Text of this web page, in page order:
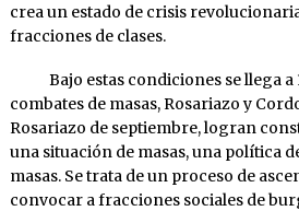
crea un estado de crisis
fracciones de clases.
Bajo estas condiciones se llega a
combates de masas, Rosariazo y
Rosariazo de septiembre, logran
una situación de masas, una política
masas. Se trata de un proceso de
convocar a fracciones sociales de